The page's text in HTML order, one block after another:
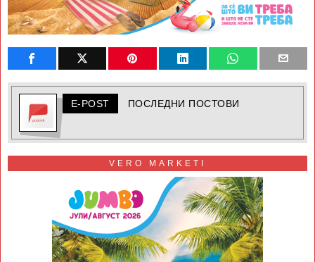
E-POST ПОСЛЕДНИ ПОСТОВИ
VERO MARKETI